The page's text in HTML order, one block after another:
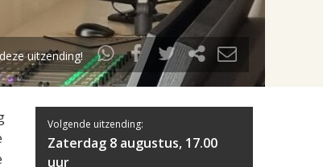
uitzending!
Volgende uitzending:
Zaterdag 8 augustus, 17.00
uur